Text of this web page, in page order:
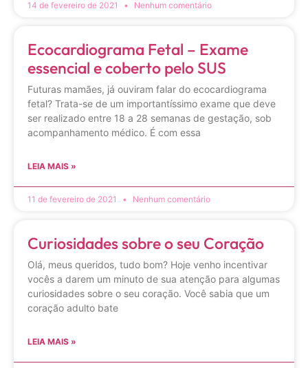
14 de fevereiro de 2021 Nenhum comentário
Ecocardiograma Fetal – Exame
essencial e coberto pelo SUS
Futuras mamães, já ouviram falar do ecocardiograma
fetal? Trata-se de um importantíssimo exame que deve
ser realizado entre 18 a 28 semanas de gestação, sob
acompanhamento médico. É com essa
LEIA MAIS »
11 de fevereiro de 2021 Nenhum comentário
Curiosidades sobre o seu Coração
Olá, meus queridos, tudo bom? Hoje venho incentivar
vocês a darem um minuto de sua atenção para algumas
curiosidades sobre o seu coração. Você sabia que um
coração adulto bate
LEIA MAIS »